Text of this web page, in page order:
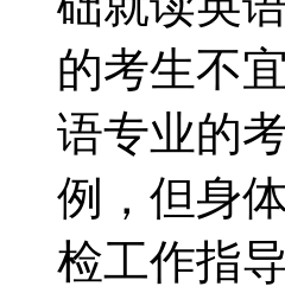
的考生不
语专业的
例，但身
检工作指